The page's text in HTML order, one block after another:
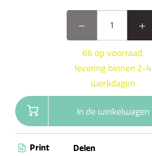
66 op voorraad,
levering binnen 2-4
werkdagen
In de winkelwagen
Print Delen